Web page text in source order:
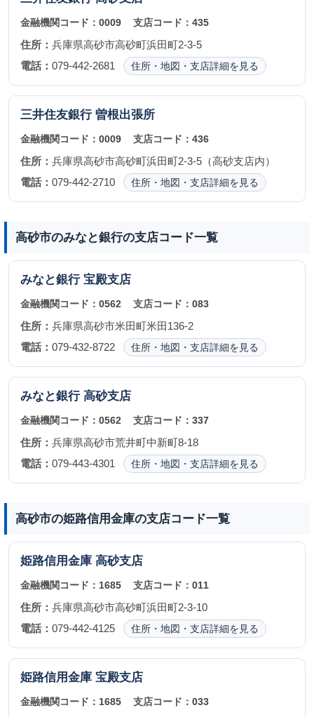
金融機関コード： 0009 支店コード：435
住所： 兵庫県高砂市高砂町浜田町2-3-5
電話： 079-442-2681 住所・地図・支店詳細を見る
三井住友銀行 曽根出張所
金融機関コード： 0009 支店コード：436
住所： 兵庫県高砂市高砂町浜田町2-3-5（高砂支店内）
電話： 079-442-2710 住所・地図・支店詳細を見る
高砂市のみなと銀行の支店コード一覧
みなと銀行 宝殿支店
金融機関コード： 0562 支店コード：083
住所： 兵庫県高砂市米田町米田136-2
電話： 079-432-8722 住所・地図・支店詳細を見る
みなと銀行 高砂支店
金融機関コード： 0562 支店コード：337
住所： 兵庫県高砂市荒井町中新町8-18
電話： 079-443-4301 住所・地図・支店詳細を見る
高砂市の姫路信用金庫の支店コード一覧
姫路信用金庫 高砂支店
金融機関コード： 1685 支店コード：011
住所： 兵庫県高砂市高砂町浜田町2-3-10
電話： 079-442-4125 住所・地図・支店詳細を見る
姫路信用金庫 宝殿支店
金融機関コード： 1685 支店コード：033